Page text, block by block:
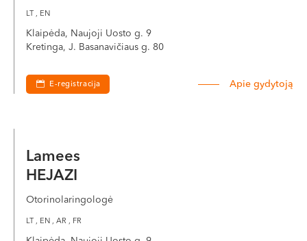
LT , EN
Klaipėda, Naujoji Uosto g. 9
Kretinga, J. Basanavičiaus g. 80
E-registracija Apie gydytoją
Lamees
HEJAZI
Otorinolaringologė
LT , EN , AR , FR